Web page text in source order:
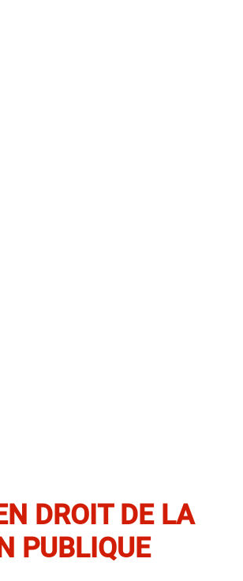
DROIT DE LA
PUBLIQUE